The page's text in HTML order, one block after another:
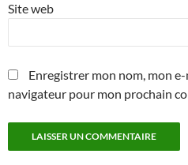
Site web
Enregistrer mon nom, mon
navigateur pour mon prochain